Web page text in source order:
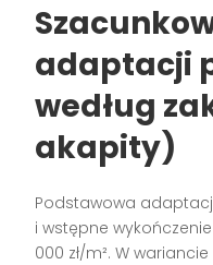
adaptacji
według
akapity)
Podstawowa
i wstępne
000 zł/m². W